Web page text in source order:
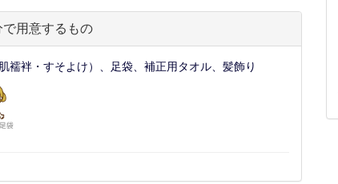
で用意するもの
襦袢・すそよけ）、足袋、補正用タオル、髪飾り